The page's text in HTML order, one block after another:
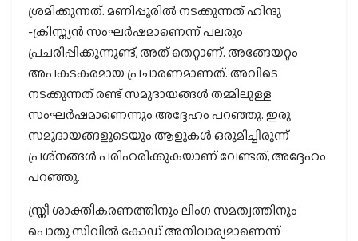
ശ്രമിക്കുന്നത്. മണിപ്പൂരില്‍ നടക്കുന്നത് ഹിന്ദു
-ക്രിസ്ത്യന്‍ സംഘര്‍ഷമാണെന്ന് പലരും
പ്രചരിപ്പിക്കുന്നുണ്ട്, അത് തെറ്റാണ്. അങ്ങേയറ്റം
അപകടകരമായ പ്രചാരണമാണത്. അവിടെ
നടക്കുന്നത് രണ്ട് സമുദായങ്ങള്‍ തമ്മിലുള്ള
സംഘര്‍ഷമാണെന്നും അദ്ദേഹം പറഞ്ഞു. ഇരു
സമുദായങ്ങളുടെയും ആളുകള്‍ ഒരുമിച്ചിരുന്ന്
പ്രശ്‌നങ്ങള്‍ പരിഹരിക്കുകയാണ് വേണ്ടത്, അദ്ദേഹം
പറഞ്ഞു.
സ്ത്രീ ശാക്തീകരണത്തിനും ലിംഗ സമത്വത്തിനും
പൊതു സിവില്‍ കോഡ് അനിവാര്യമാണെന്ന്